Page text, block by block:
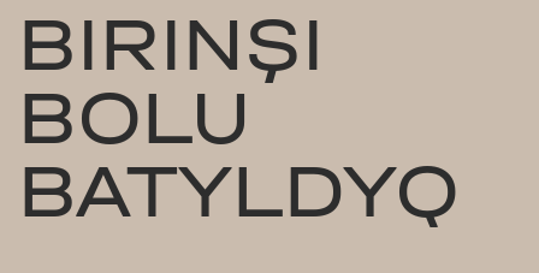
BIRINŞI
BOLU
BATYLDYQ